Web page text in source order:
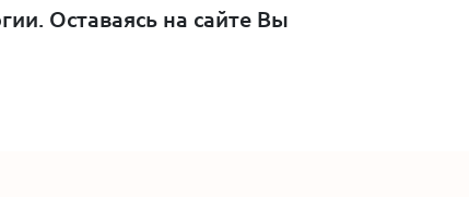
Пн-Вс, с 8:00 до 21:00
Оставаясь на сайте Вы